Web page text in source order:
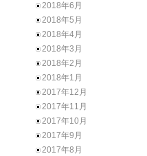
2018年6月
2018年5月
2018年4月
2018年3月
2018年2月
2018年1月
2017年12月
2017年11月
2017年10月
2017年9月
2017年8月